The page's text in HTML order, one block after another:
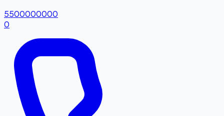
5500000000
0